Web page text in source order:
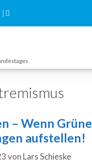
– Wenn Grüne
aufstellen!
von Lars Schieske